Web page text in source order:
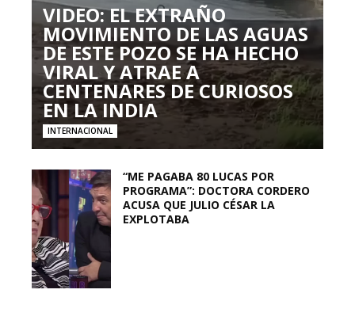
VIDEO: EL EXTRAÑO
MOVIMIENTO DE LAS AGUAS
DE ESTE POZO SE HA HECHO
VIRAL Y ATRAE A
CENTENARES DE CURIOSOS
EN LA INDIA
INTERNACIONAL
“ME PAGABA 80 LUCAS POR
PROGRAMA”: DOCTORA CORDERO
ACUSA QUE JULIO CÉSAR LA
EXPLOTABA